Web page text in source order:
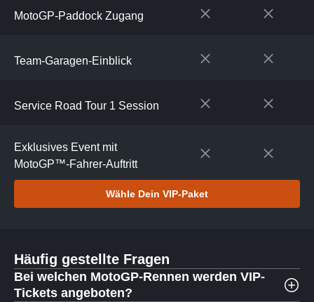
MotoGP-Paddock Zugang
Team-Garagen-Einblick
Service Road Tour 1 Session
Exklusives Event mit
MotoGP™-Fahrer-Auftritt
Wähle Dein VIP-Paket
Häufig gestellte Fragen
Bei welchen MotoGP-Rennen werden VIP-
Tickets angeboten?